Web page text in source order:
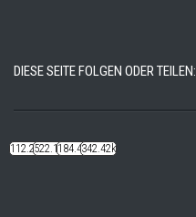
DIESE SEITE FOLGEN ODER TEILEN:
112.22k522.14k184.48k342.42k